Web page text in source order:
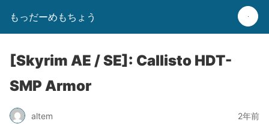
もっだーめもちょう
[Skyrim AE / SE]: Callisto HDT-
SMP Armor
altem 2年前